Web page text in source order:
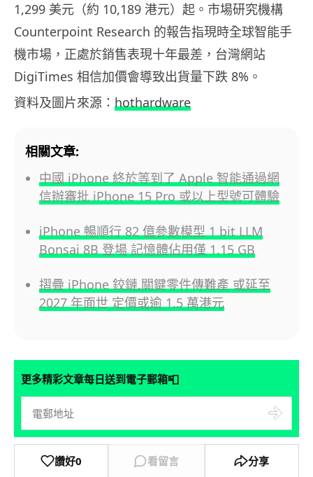
1,299 美元（約 10,189 港元）起。市場研究機構
Counterpoint Research 的報告指現時全球智能手
機市場，正處於銷售表現十年最差，台灣網站
DigiTimes 相信加價會導致出貨量下跌 8%。
資料及圖片來源： hothardware
相關文章:
中國 iPhone 終於等到了 Apple 智能通過網
信辦審批 iPhone 15 Pro 或以上型號可體驗
iPhone 暢順行 82 億參數模型 1 bit LLM
Bonsai 8B 登場 記憶體佔用僅 1.15 GB
摺疊 iPhone 鉸鏈,關鍵零件傳難產 或延至
2027 年面世 定價或逾 1.5 萬港元
更多精彩文章每日送到電子郵箱📮
讚好0 看留言 分享